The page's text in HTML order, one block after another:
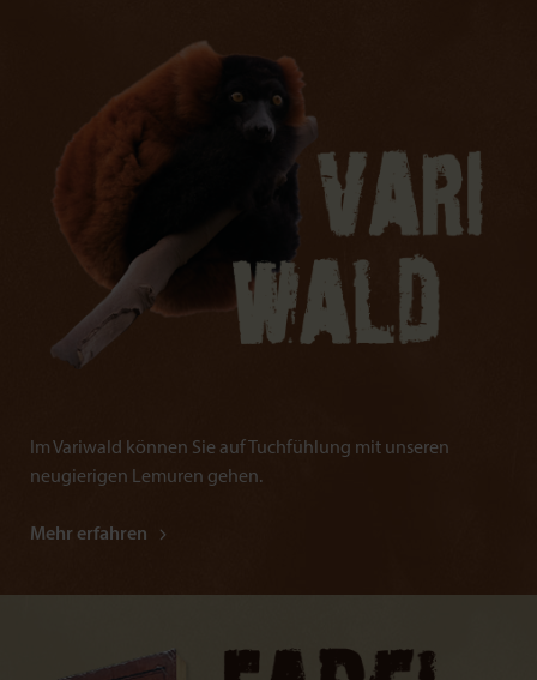
Im Variwald können Sie auf Tuchfühlung mit unseren
neugierigen Lemuren gehen.
Mehr erfahren